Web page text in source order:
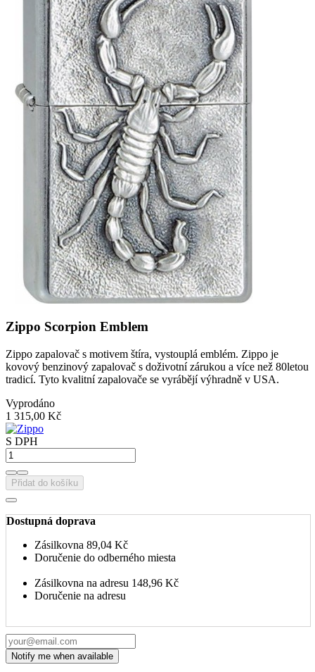
Zippo Scorpion Emblem
Zippo zapalovač s motivem štíra, vystouplá emblém. Zippo je
kovový benzinový zapalovač s doživotní zárukou a více než 80letou
tradicí. Tyto kvalitní zapalovače se vyrábějí výhradně v USA.
Vyprodáno
1 315,00 Kč
S DPH
Přidat do košíku
Dostupná doprava
Zásilkovna 89,04 Kč
Doručenie do odberného miesta
Zásilkovna na adresu 148,96 Kč
Doručenie na adresu